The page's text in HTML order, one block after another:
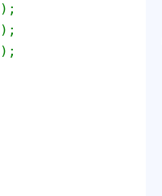
) ;
) ;
) ;